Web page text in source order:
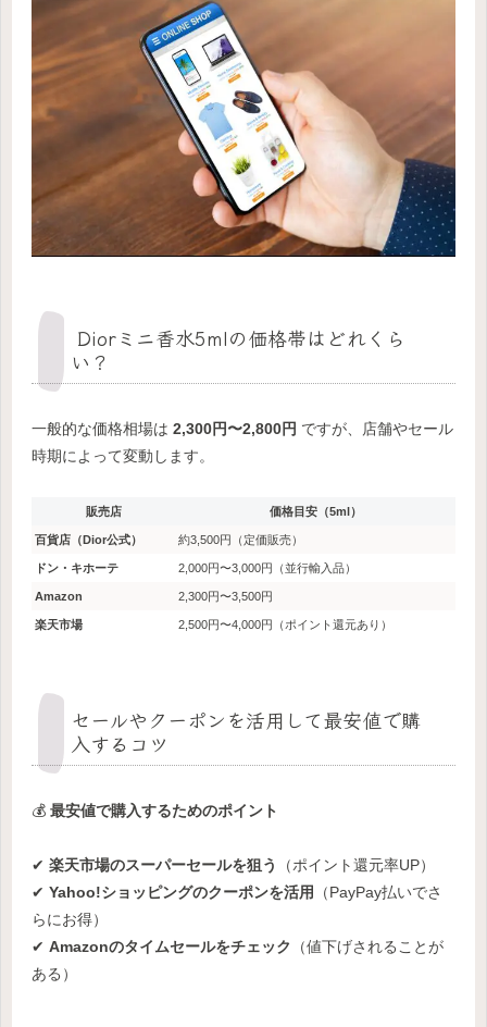
Diorミニ香水5mlの価格帯はどれくら
い？
一般的な価格相場は 2,300円〜2,800円 ですが、店舗やセール
時期によって変動します。
販売店 価格目安（5ml）
百貨店（Dior公式） 約3,500円（定価販売）
ドン・キホーテ 2,000円〜3,000円（並行輸入品）
Amazon 2,300円〜3,500円
楽天市場 2,500円〜4,000円（ポイント還元あり）
セールやクーポンを活用して最安値で購
入するコツ
💰 最安値で購入するためのポイント
✔ 楽天市場のスーパーセールを狙う
（ポイント還元率UP）
✔ Yahoo!ショッピングのクーポンを活用
（PayPay払いでさ
らにお得）
✔ Amazonのタイムセールをチェック
（値下げされることが
ある）